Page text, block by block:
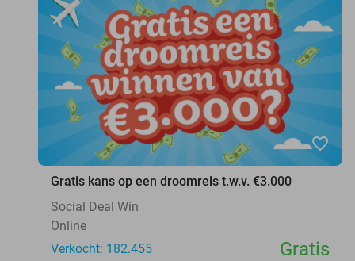
favorite_border
Gratis kans op een droomreis t.w.v. €3.000
Social Deal Win
Online
Verkocht: 182.455
Gratis